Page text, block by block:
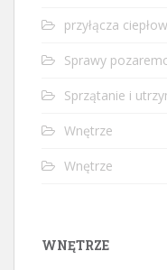
przyłącza
Sprawy
Sprzątanie i
Wnętrze
Wnętrze
WNĘTRZE